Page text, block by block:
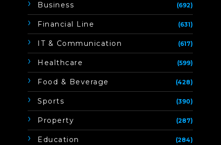
Business (692)
Financial Line (631)
IT & Communication (617)
Healthcare (599)
Food & Beverage (428)
Sports (390)
Property (287)
Education (284)